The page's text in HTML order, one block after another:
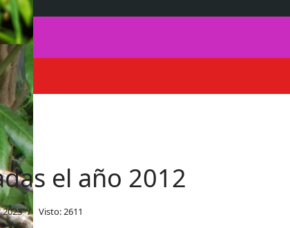
el año 2012
2023 Visto: 2611